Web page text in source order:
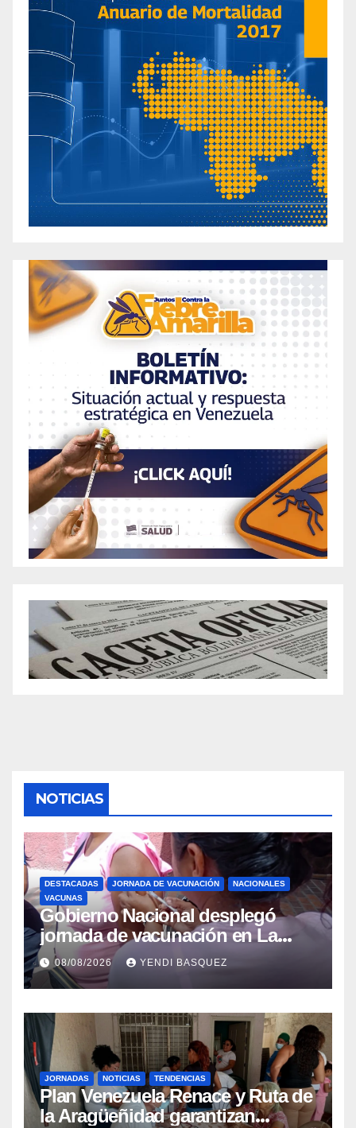
NOTICIAS
DESTACADAS JORNADA DE VACUNACIÓN
NACIONALES
VACUNAS
Gobierno Nacional desplegó
jornada de vacunación en La
Guaira para garantizar protección
epidemiológica
08/08/2026 YENDI BASQUEZ
JORNADAS NOTICIAS TENDENCIAS
Plan Venezuela Renace y Ruta de
la Aragüeñidad garantizan